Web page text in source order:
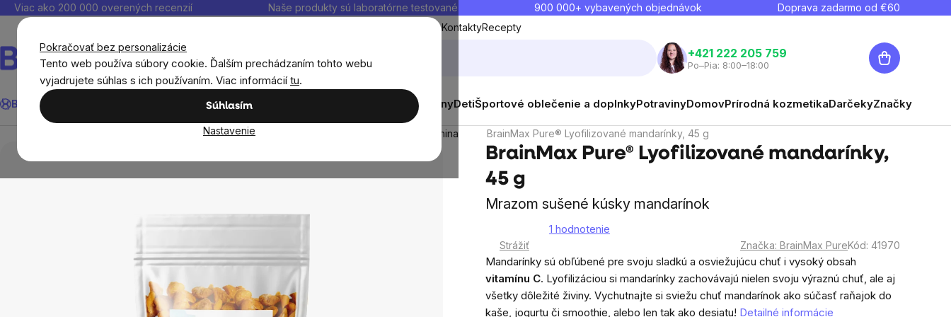
Pokračovať bez personalizácie
Tento web používa súbory cookie. Ďalším prechádzaním tohto webu
vyjadrujete súhlas s ich používaním. Viac informácií tu.
Súhlasím
Nastavenie
PrejsťViac ako 200 000 overených recenzií Naše produkty sú laboratórne testované 900 000+ vybavených objednávok Doprava zadarmo od €60
Doprava a platbaKontaktyRecepty
Hľadať
+421 222 205 759
Po–Pia: 8:00–18:00
Nákupný
košík
BrainMax® Výživové doplnky Muži ŽenyDetiŠportové oblečenie a doplnkyPotravinyDomovPrírodná kozmetikaDarčekyZnačky
Sušené plody Lyofilizované ovocie a zelenina BrainMax Pure® Lyofilizované mandarínky, 45 g
BrainMax Pure® Lyofilizované mandarínky,
45 g
Mrazom sušené kúsky mandarínok
hodnotenie
je
5,0
1 hodnotenie
Strážiť Značka: BrainMax PureKód: 41970
Mandarínky sú obľúbené pre svoju sladkú a osviežujúcu chuť i vysoký obsah
vitamínu C. Lyofilizáciou si mandarínky zachovávajú nielen svoju výraznú chuť, ale aj
všetky dôležité živiny. Vychutnajte si sviežu chuť mandarínok ako súčasť raňajok do
kaše, jogurtu či smoothie, alebo len tak ako desiatu! Detailné informácie